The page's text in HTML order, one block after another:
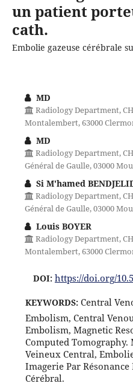
un patient
cath.
Embolie gazeuse cérébrale
MD
Radiology Department,
Montalembert, 63000
MD
Radiology Department,
Général de Gaulle, 03000
Si M'hamed
Radiology Department,
Général de Gaulle, 03000
Louis BOYER
Radiology Department,
Montalembert, 63000
DOI: https://doi.org/
KEYWORDS:Central
Embolism, Central
Embolism, Magnetic
Computed Tomography.
Veineux Central,
Imagerie Par
Cérébral.